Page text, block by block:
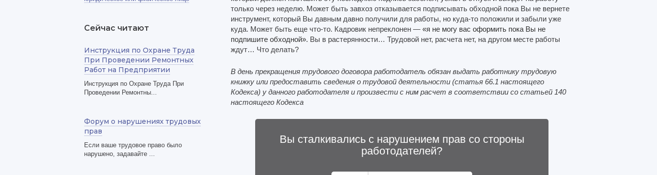
только через неделю. Может быть завхоз отказывается подписывать обходной пока Вы не вернете
инструмент, который Вы давным давно получили для работы, но куда-то положили и забыли уже
куда. Может быть еще что-то. Кадровик непреклонен — «я не могу вас оформить пока Вы не
подпишите обходной». Вы в растерянности… Трудовой нет, расчета нет, на другом месте работы
ждут… Что делать?
В день прекращения трудового договора работодатель обязан выдать работнику трудовую
книжку или предоставить сведения о трудовой деятельности (статья 66.1 настоящего
Кодекса) у данного работодателя и произвести с ним расчет в соответствии со статьей 140
настоящего Кодекса
Вы сталкивались с нарушением прав со стороны
работодателей?
Сейчас читают
Инструкция по Охране Труда
При Проведении Ремонтных
Работ на Предприятии
Инструкция по Охране Труда При
Проведении Ремонтны...
Форум о нарушениях трудовых
прав
Если ваше трудовое право было
нарушено, задавайте ...